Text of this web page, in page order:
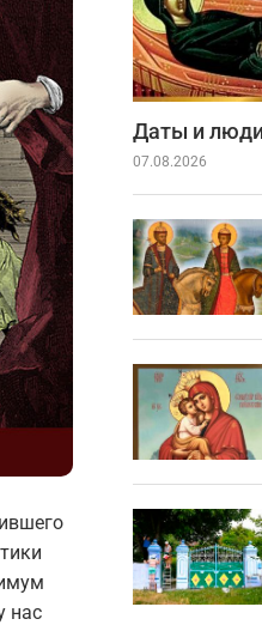
нас
Даты и
07.08.2026